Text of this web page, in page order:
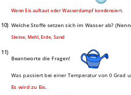
Wenn Eis auftaut oder Wasserdampf kondensiert.
10) Welche Stoffe setzen sich im Wasser ab?
Steine, Mehl, Erde, Sand
11)
Beantworte die Fragen!
Was passiert bei einer Temperatur von 0 Grad
Es wird zu Eis.